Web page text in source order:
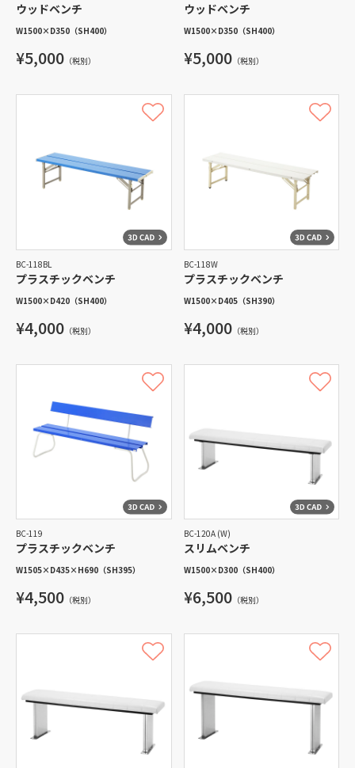
ウッドベンチ
W1500× D350 （SH400）
¥5,000 （税別）
ウッドベンチ
W1500× D350（SH400）
¥5,000（税別）
BC-118BL
プラスチックベンチ
W1500× D420 （SH400）
¥4,000 （税別）
BC-118W
プラスチックベンチ
W1500× D405（SH390）
¥4,000（税別）
BC-119
プラスチックベンチ
W1505× D435× H690 （SH395）
¥4,500 （税別）
BC-120A (W)
スリムベンチ
W1500× D300（SH400）
¥6,500（税別）